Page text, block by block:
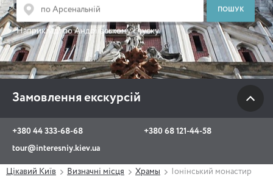
Наприклад:по Андріївському спуску
Замовлення екскурсій
+380 44 333-68-68
+380 68 121-44-58
tour@interesniy.kiev.ua
+380 68 121-44-58
tour@interesniy.kiev.ua
з 10.00 до 19:30 щоденно
Viber WhatsApp
Цікавий Київ Визначні місця Храмы Іонінський монастир